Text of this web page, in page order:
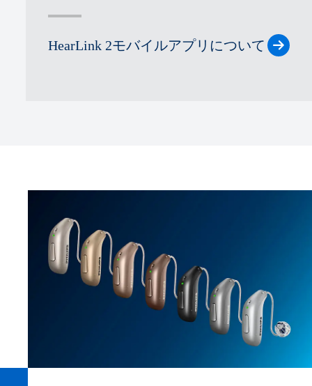
HearLink 2モバイルアプリについて